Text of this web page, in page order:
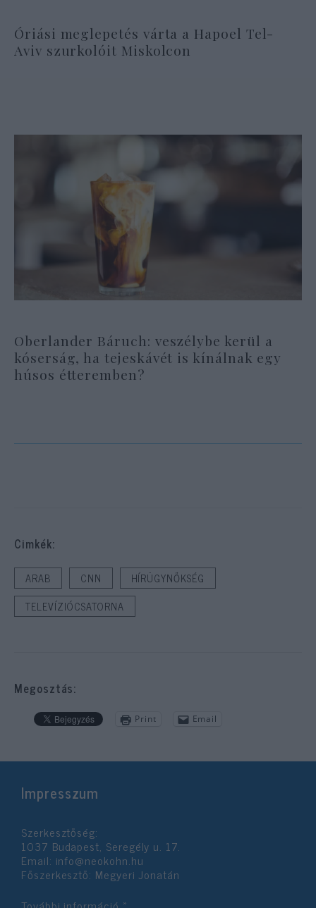
Óriási meglepetés várta a Hapoel Tel-
Aviv szurkolóit Miskolcon
Oberlander Báruch: veszélybe kerül a
kóserság, ha tejeskávét is kínálnak egy
húsos étteremben?
Cimkék:
ARAB CNN
HÍRÜGYNŐKSÉG
TELEVÍZIÓCSATORNA
Megosztás:
Print Email
Impresszum
Szerkesztőség:
1037 Budapest, Seregély u. 17.
Email: info@neokohn.hu
Főszerkesztő: Megyeri Jonatán